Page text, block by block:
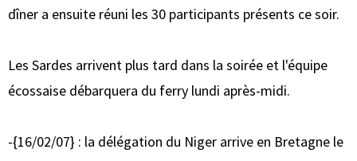
dîner a ensuite réuni les 30 participants présents ce soir.
Les Sardes arrivent plus tard dans la soirée et l'équipe
écossaise débarquera du ferry lundi après-midi.
-{16/02/07} : la délégation du Niger arrive en Bretagne le